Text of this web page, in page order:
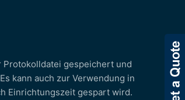
gespeichert und
kann auch zur Verwendung in
Einrichtungszeit gespart wird.